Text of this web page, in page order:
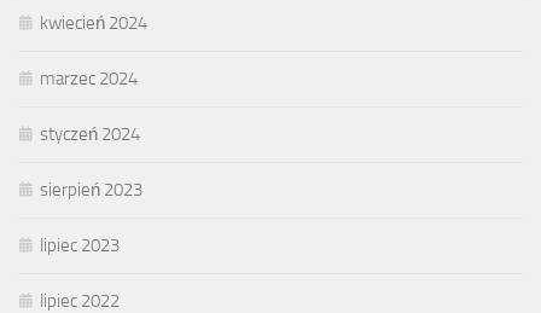
kwiecień 2024
marzec 2024
styczeń 2024
sierpień 2023
lipiec 2023
lipiec 2022